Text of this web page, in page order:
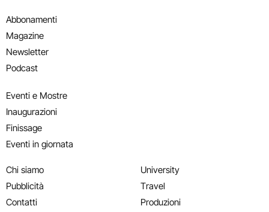
Abbonamenti
Magazine
Newsletter
Podcast
Eventi e Mostre
Inaugurazioni
Finissage
Eventi in giornata
Chi siamo
Pubblicità
Contatti
University
Travel
Produzioni